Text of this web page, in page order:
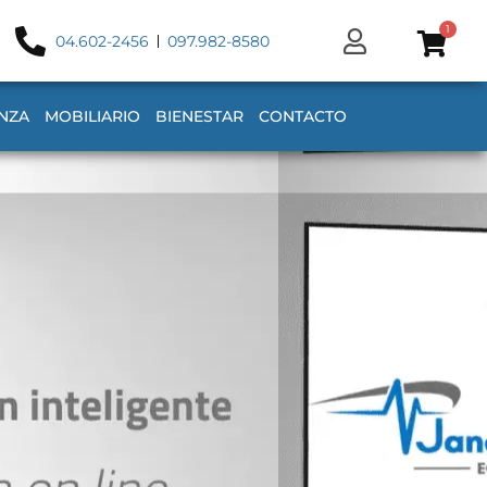
04.602-2456 097.982-8580
1
MOBILIARIO BIENESTAR CONTACTO